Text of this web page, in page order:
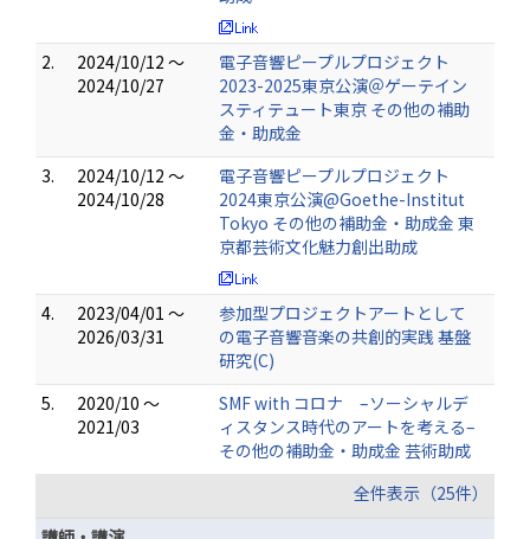
2.
2024/10/12 ～
2024/10/27
電子音響ピープルプロジェクト
2023-2025東京公演＠ゲーテイン
スティテュート東京 その他の補助
金・助成金
3.
2024/10/12 ～
2024/10/28
電子音響ピープルプロジェクト
2024東京公演@Goethe-Institut
Tokyo その他の補助金・助成金 東
京都芸術文化魅力創出助成
4.
2023/04/01 ～
2026/03/31
参加型プロジェクトアートとして
の電子音響音楽の共創的実践 基盤
研究(C)
5.
2020/10 ～
2021/03
SMF with コロナ –ソーシャルデ
ィスタンス時代のアートを考える–
その他の補助金・助成金 芸術助成
全件表示（25件）